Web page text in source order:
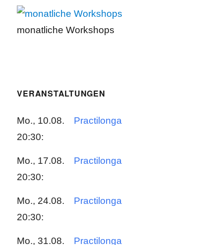
monatliche Workshops
VERANSTALTUNGEN
Mo., 10.08.
20:30:
Practilonga
Mo., 17.08.
20:30:
Practilonga
Mo., 24.08.
20:30:
Practilonga
Mo., 31.08. Practilonga